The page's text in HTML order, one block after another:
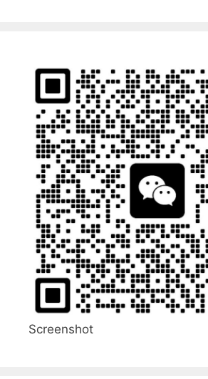
Screenshot